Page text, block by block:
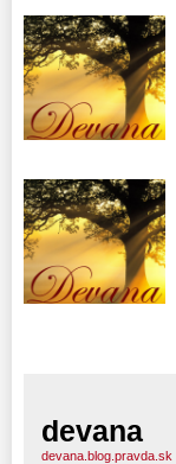
devana
devana.blog.pravda.sk